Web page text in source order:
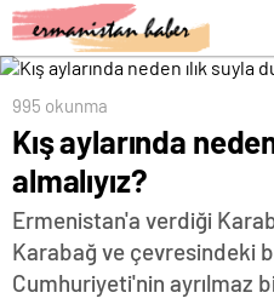
995 okunma
Kış aylarında
almalıyız?
Ermenistan'a verdiği
Karabağ ve çevresindeki
Cumhuriyeti'nin ayrılmaz